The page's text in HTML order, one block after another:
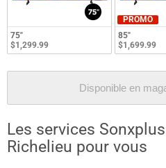
75"
$1,299.99
PROMO
85"
$1,699.99
Disponible en
Les services
Richelieu pour vous